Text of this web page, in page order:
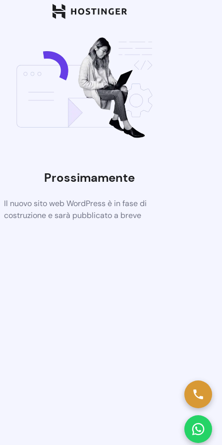
Prossimamente
Il nuovo sito web WordPress è in fase di
costruzione e sarà pubblicato a breve